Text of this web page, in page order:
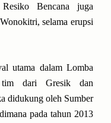
Bencana juga
selama erupsi
utama dalam Lomba
tim dari Gresik dan
didukung oleh Sumber
pada tahun 2013